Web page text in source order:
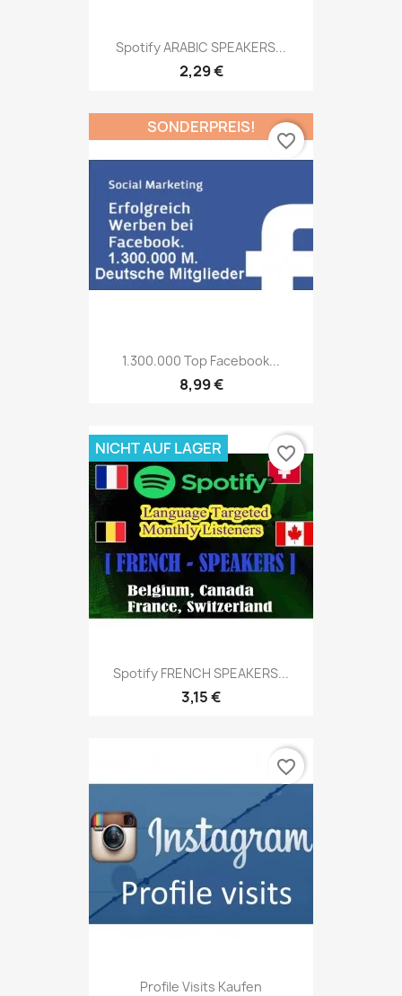
Spotify ARABIC SPEAKERS...
2,29 €
1.300.000 Top Facebook...
8,99 €
SONDERPREIS!
favorite_border
Spotify FRENCH SPEAKERS...
3,15 €
NICHT AUF LAGER favorite_border
Profile Visits Kaufen
favorite_border